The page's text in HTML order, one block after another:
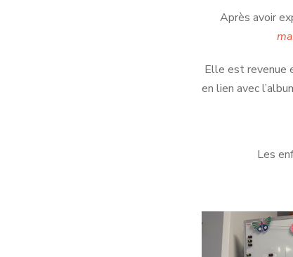
Après avoir
Elle est revenue
en lien avec
Les